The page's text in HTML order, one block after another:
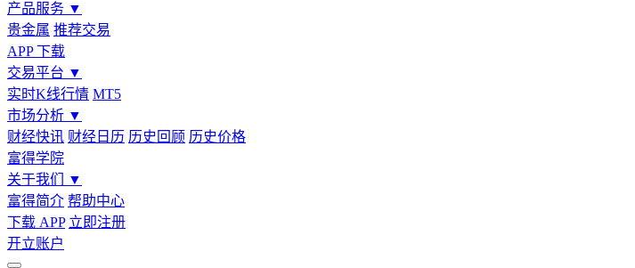
产品服务 ▼
贵金属 推荐交易
APP 下载
交易平台 ▼
实时K线行情 MT5
市场分析 ▼
财经快讯 财经日历 历史回顾 历史价格
富得学院
关于我们
▼
富得简介 帮助中心
下载 APP 立即注册
开立账户